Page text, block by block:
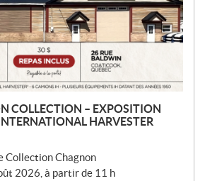
COLLECTION – EXPOSITION
HARVESTER
Collection Chagnon
2026, à partir de 11 h